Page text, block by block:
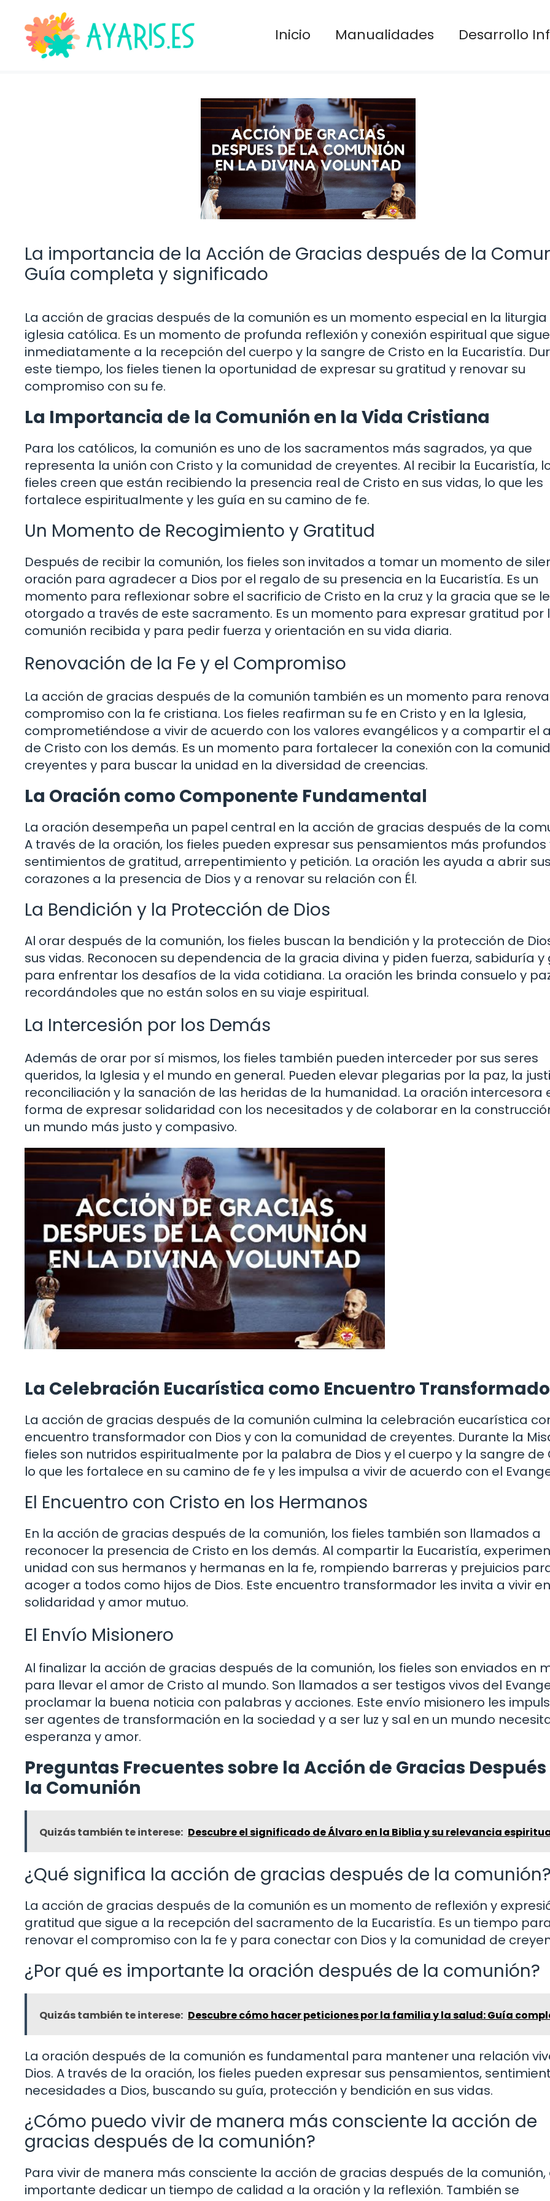
contenido
Inicio Manualidades Desarrollo
La importancia de la Acción de Gracias después de la
Guía completa y significado
La acción de gracias después de la comunión es un momento especial en la
iglesia católica. Es un momento de profunda reflexión y conexión espiritual que sigue
inmediatamente a la recepción del cuerpo y la sangre de Cristo en la Eucaristía.
este tiempo, los fieles tienen la oportunidad de expresar su gratitud y renovar su
compromiso con su fe.
La Importancia de la Comunión en la Vida Cristiana
Para los católicos, la comunión es uno de los sacramentos más sagrados, ya que
representa la unión con Cristo y la comunidad de creyentes. Al recibir la Eucaristía,
fieles creen que están recibiendo la presencia real de Cristo en sus vidas, lo que les
fortalece espiritualmente y les guía en su camino de fe.
Un Momento de Recogimiento y Gratitud
Después de recibir la comunión, los fieles son invitados a tomar un momento de
oración para agradecer a Dios por el regalo de su presencia en la Eucaristía. Es un
momento para reflexionar sobre el sacrificio de Cristo en la cruz y la gracia que se
otorgado a través de este sacramento. Es un momento para expresar gratitud por
comunión recibida y para pedir fuerza y orientación en su vida diaria.
Renovación de la Fe y el Compromiso
La acción de gracias después de la comunión también es un momento para
compromiso con la fe cristiana. Los fieles reafirman su fe en Cristo y en la Iglesia,
comprometiéndose a vivir de acuerdo con los valores evangélicos y a compartir el
de Cristo con los demás. Es un momento para fortalecer la conexión con la
creyentes y para buscar la unidad en la diversidad de creencias.
La Oración como Componente Fundamental
La oración desempeña un papel central en la acción de gracias después de la
A través de la oración, los fieles pueden expresar sus pensamientos más profundos
sentimientos de gratitud, arrepentimiento y petición. La oración les ayuda a abrir
corazones a la presencia de Dios y a renovar su relación con Él.
La Bendición y la Protección de Dios
Al orar después de la comunión, los fieles buscan la bendición y la protección de
sus vidas. Reconocen su dependencia de la gracia divina y piden fuerza, sabiduría y
para enfrentar los desafíos de la vida cotidiana. La oración les brinda consuelo y
recordándoles que no están solos en su viaje espiritual.
La Intercesión por los Demás
Además de orar por sí mismos, los fieles también pueden interceder por sus seres
queridos, la Iglesia y el mundo en general. Pueden elevar plegarias por la paz, la
reconciliación y la sanación de las heridas de la humanidad. La oración intercesora
forma de expresar solidaridad con los necesitados y de colaborar en la
un mundo más justo y compasivo.
La Celebración Eucarística como Encuentro
La acción de gracias después de la comunión culmina la celebración eucarística
encuentro transformador con Dios y con la comunidad de creyentes. Durante la
fieles son nutridos espiritualmente por la palabra de Dios y el cuerpo y la sangre de
lo que les fortalece en su camino de fe y les impulsa a vivir de acuerdo con el
El Encuentro con Cristo en los Hermanos
En la acción de gracias después de la comunión, los fieles también son llamados a
reconocer la presencia de Cristo en los demás. Al compartir la Eucaristía,
unidad con sus hermanos y hermanas en la fe, rompiendo barreras y prejuicios
acoger a todos como hijos de Dios. Este encuentro transformador les invita a vivir en
solidaridad y amor mutuo.
El Envío Misionero
Al finalizar la acción de gracias después de la comunión, los fieles son enviados en
para llevar el amor de Cristo al mundo. Son llamados a ser testigos vivos del
proclamar la buena noticia con palabras y acciones. Este envío misionero les
ser agentes de transformación en la sociedad y a ser luz y sal en un mundo
esperanza y amor.
Preguntas Frecuentes sobre la Acción de Gracias
la Comunión
Quizás también te interese: Descubre el significado de Álvaro en la Biblia y su relevancia
¿Qué significa la acción de gracias después de la
La acción de gracias después de la comunión es un momento de reflexión y
gratitud que sigue a la recepción del sacramento de la Eucaristía. Es un tiempo
renovar el compromiso con la fe y para conectar con Dios y la comunidad de
¿Por qué es importante la oración después de la comunión?
Quizás también te interese: Descubre cómo hacer peticiones por la familia y la salud: Guía
La oración después de la comunión es fundamental para mantener una relación
Dios. A través de la oración, los fieles pueden expresar sus pensamientos,
necesidades a Dios, buscando su guía, protección y bendición en sus vidas.
¿Cómo puedo vivir de manera más consciente la acción de
gracias después de la comunión?
Para vivir de manera más consciente la acción de gracias después de la comunión,
importante dedicar un tiempo de calidad a la oración y la reflexión. También se